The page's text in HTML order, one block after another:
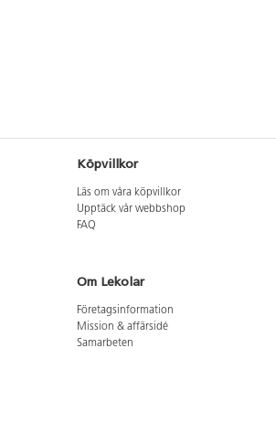
Köpvillkor
Läs om våra köpvillkor
Upptäck vår webbshop
FAQ
Om Lekolar
Företagsinformation
Mission & affärsidé
Samarbeten